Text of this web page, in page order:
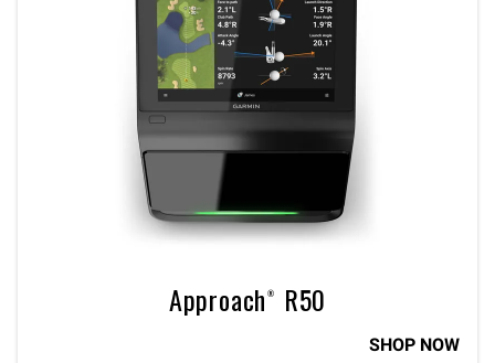
Approach® R50
SHOP NOW